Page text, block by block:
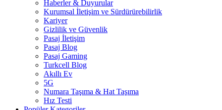
Haberler & Duyurular
Kurumsal İletişim ve Sürdürürebilirlik
Kariyer
Gizlilik ve Güvenlik
Pasaj İletişim
Pasaj Blog
Pasaj Gaming
Turkcell Blog
Akıllı Ev
5G
Numara Taşıma & Hat Taşıma
Hız Testi